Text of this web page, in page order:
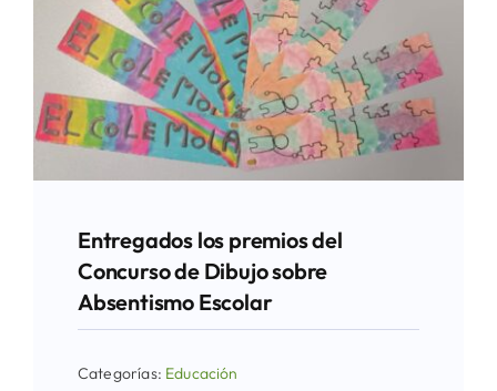
Entregados los premios del
Concurso de Dibujo sobre
Absentismo Escolar
Categorías: Educación